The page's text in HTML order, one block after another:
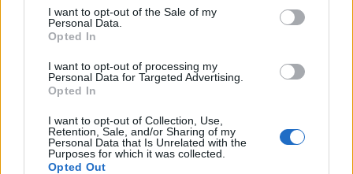
services and may gather and store information including but
not limited to your visit or usage behaviour. You may click to
grant or deny consent to Google and its third-party tags to
consent section.
I want to opt-out of the Sale of my
Personal Data.
Opted In
I want to opt-out of processing my
Personal Data for Targeted Advertising.
Opted In
I want to opt-out of Collection, Use,
Retention, Sale, and/or Sharing of my
Personal Data that Is Unrelated with the
Purposes for which it was collected.
Opted Out
FRASI
Frasi celebri
Frasi da condividere
Poesie